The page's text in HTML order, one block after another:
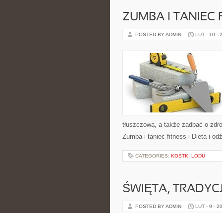
ZUMBA I TANIEC
POSTED BY ADMIN LUT - 10 -
tłuszczową, a także zadbać o
Zumba i taniec fitness i Dieta i
CATEGORIES: KOSTKI LODU
ŚWIĘTA,
POSTED BY ADMIN LUT - 9 -